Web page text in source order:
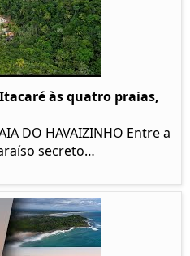
às quatro praias,
DO HAVAIZINHO Entre a
secreto…